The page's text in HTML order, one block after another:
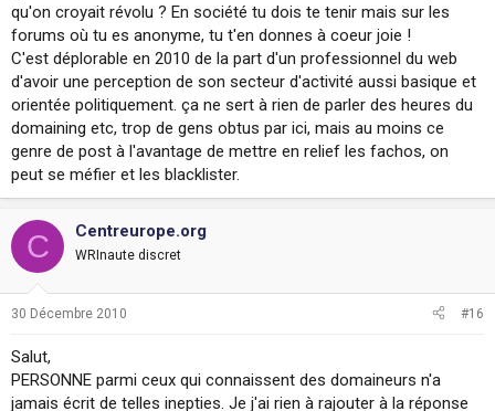
qu'on croyait révolu ? En société tu dois te tenir mais sur les
forums où tu es anonyme, tu t'en donnes à coeur joie !
C'est déplorable en 2010 de la part d'un professionnel du web
d'avoir une perception de son secteur d'activité aussi basique et
orientée politiquement. ça ne sert à rien de parler des heures du
domaining etc, trop de gens obtus par ici, mais au moins ce
genre de post à l'avantage de mettre en relief les fachos, on
peut se méfier et les blacklister.
C Centreurope.org
WRInaute discret
30 Décembre 2010 #16
Salut,
PERSONNE parmi ceux qui connaissent des domaineurs n'a
jamais écrit de telles inepties. Je j'ai rien à rajouter à la réponse